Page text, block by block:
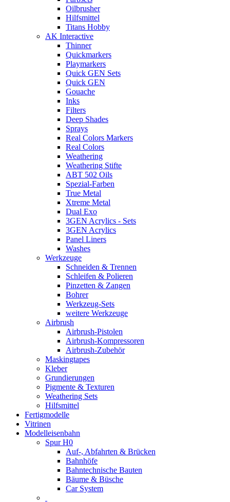
Oilbrusher
Hilfsmittel
Titans Hobby
AK Interactive
Thinner
Quickmarkers
Playmarkers
Quick GEN Sets
Quick GEN
Gouache
Inks
Filters
Deep Shades
Sprays
Real Colors Markers
Real Colors
Weathering
Weathering Stifte
ABT 502 Oils
Spezial-Farben
True Metal
Xtreme Metal
Dual Exo
3GEN Acrylics - Sets
3GEN Acrylics
Panel Liners
Washes
Werkzeuge
Schneiden & Trennen
Schleifen & Polieren
Pinzetten & Zangen
Bohrer
Werkzeug-Sets
weitere Werkzeuge
Airbrush
Airbrush-Pistolen
Airbrush-Kompressoren
Airbrush-Zubehör
Maskingtapes
Kleber
Grundierungen
Pigmente & Texturen
Weathering Sets
Hilfsmittel
Fertigmodelle
Vitrinen
Modelleisenbahn
Spur H0
Auf-, Abfahrten & Brücken
Bahnhöfe
Bahntechnische Bauten
Bäume & Büsche
Car System